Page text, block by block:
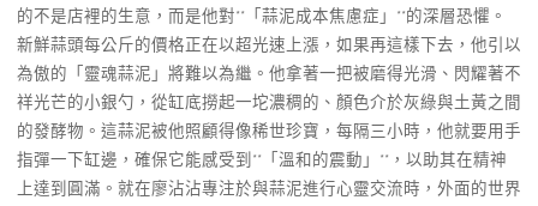
的不是店裡的生意，而是他對**「蒜泥成本焦慮症」**的深層恐懼。
新鮮蒜頭每公斤的價格正在以超光速上漲，如果再這樣下去，他引以
為傲的「靈魂蒜泥」將難以為繼。他拿著一把被磨得光滑、閃耀著不
祥光芒的小銀勺，從缸底撈起一坨濃稠的、顏色介於灰綠與土黃之間
的發酵物。這蒜泥被他照顧得像稀世珍寶，每隔三小時，他就要用手
指彈一下缸邊，確保它能感受到**「溫和的震動」**，以助其在精神
上達到圓滿。就在廖沾沾專注於與蒜泥進行心靈交流時，外面的世界